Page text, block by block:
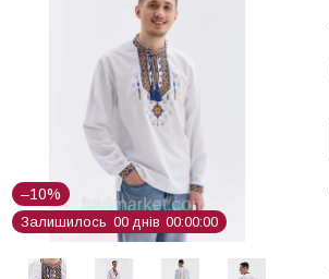
–10%
Залишилось 00 днів 00 00 00